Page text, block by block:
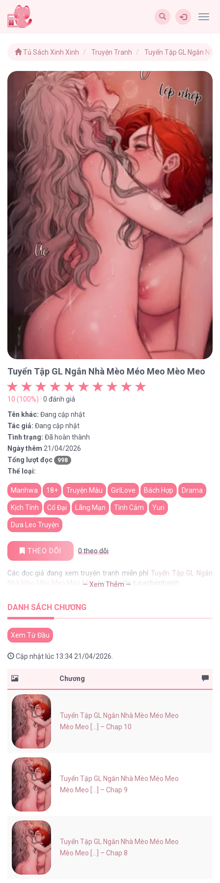
Tủ Sách Xinh Xinh Truyện Tranh Tuyển Tập GL Ngắn
Tuyển Tập GL Ngắn Nhà Mèo Méo Meo Mèo Meo
10 (100%) · 0 đánh giá
Tên khác: Đang cập nhật
Tác giả: Đang cập nhật
Tình trạng: Đã hoàn thành
Ngày thêm 21/04/2026
Tổng lượt đọc
998
Thể loại:
Manhwa 18+ Truyện Màu GirlLove Bách Hợp Drama
Kịch Tính Cổ Đại Lãng Mạn Tình Cảm Yuri
Dưa Leo Truyện
THEO DÕI · 0theo dõi
Các đọc giả đang xem truyện tranh miễn phí Tuyển Tập GL Ngắn
Nhà Mèo Méo Meo Mèo Meotại website tusachxinhxinh
— Xem Thêm —
DANH SÁCH CHƯƠNG
Xem Từ Đầu
Cập nhật lúc 13:34 21/04/2026.
Chương
Tuyển Tập GL Ngắn Nhà Mèo Méo Meo
Mèo Meo [...] – Chap 10
Tuyển Tập GL Ngắn Nhà Mèo Méo Meo
Mèo Meo [...] – Chap 9
Tuyển Tập GL Ngắn Nhà Mèo Méo Meo
Mèo Meo [...] – Chap 8